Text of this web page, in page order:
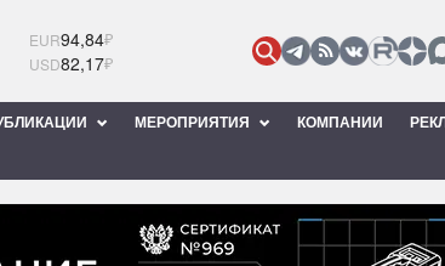
EUR94,84₽
USD82,17₽
МЕРОПРИЯТИЯ КОМПАНИИ